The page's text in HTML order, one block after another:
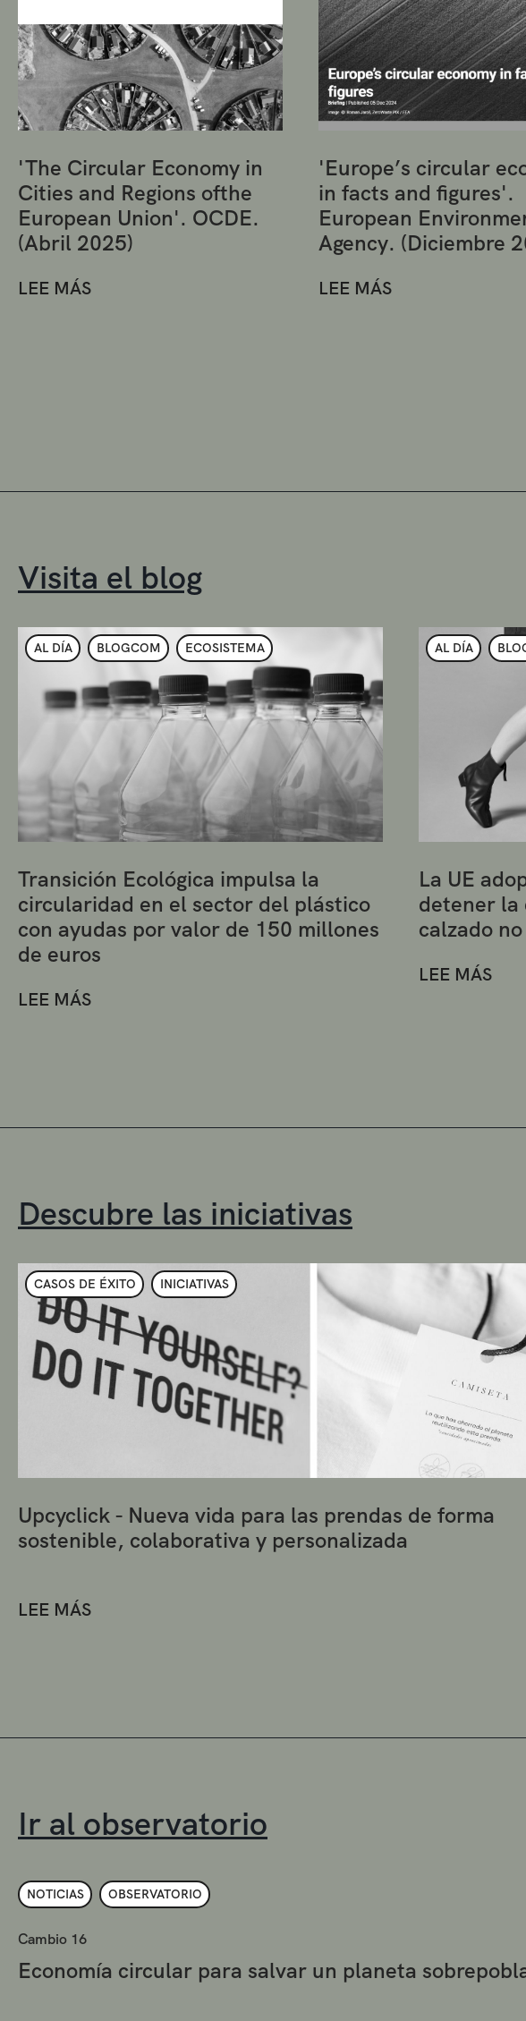
'The Circular Economy in
Cities and Regions ofthe
European Union'. OCDE.
(Abril 2025)
LEE MÁS
'Europe’s circular
in facts and figures'.
European
Agency. (Diciembre
LEE MÁS
Visita el blog
AL DÍA BLOGCOM ECOSISTEMA
Transición Ecológica impulsa la
circularidad en el sector del plástico
con ayudas por valor de 150 millones
de euros
LEE MÁS
AL DÍA
La UE
detener la
calzado
LEE MÁS
Descubre las iniciativas
CASOS DE ÉXITO INICIATIVAS
Upcyclick - Nueva vida para las prendas de forma
sostenible, colaborativa y personalizada
LEE MÁS
Ir al observatorio
NOTICIAS OBSERVATORIO
Cambio 16
Economía circular para salvar un planeta